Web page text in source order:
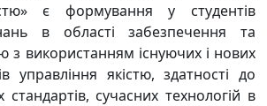
»є формування у студентів
в області забезпечення та
з використанням існуючих і нових
управління якістю, здатності до
сучасних технологій в